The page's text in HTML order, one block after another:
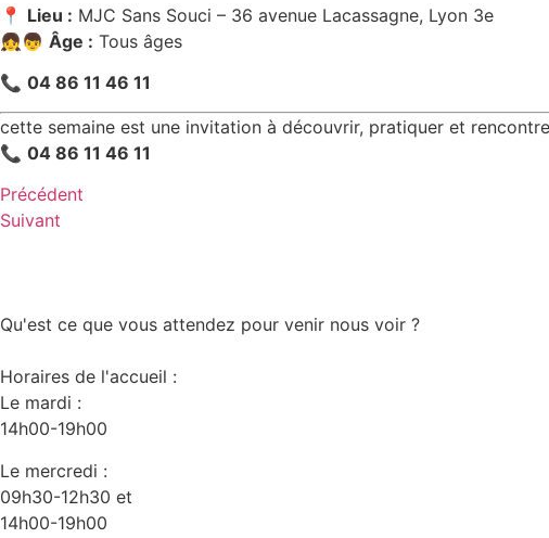
📍 Lieu : MJC Sans Souci – 36 avenue Lacassagne, Lyon 3e
👧👦 Âge : Tous âges
📞 04 86 11 46 11
cette semaine est une invitation à découvrir, pratiquer et
📞 04 86 11 46 11
Précédent
Suivant
Qu'est ce que vous attendez pour venir nous voir ?
Horaires de l'accueil :
Le mardi :
14h00-19h00
Le mercredi :
09h30-12h30 et
14h00-19h00